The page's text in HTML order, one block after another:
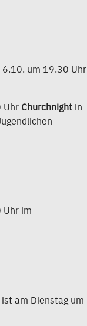
um 19.30 Uhr
Uhr Churchnight in
im
am Dienstag um